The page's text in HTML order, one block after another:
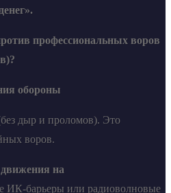
профессиональных воров
обороны
дыр и проломов). Это
воров.
на
ИК-барьеры или радиоволновые